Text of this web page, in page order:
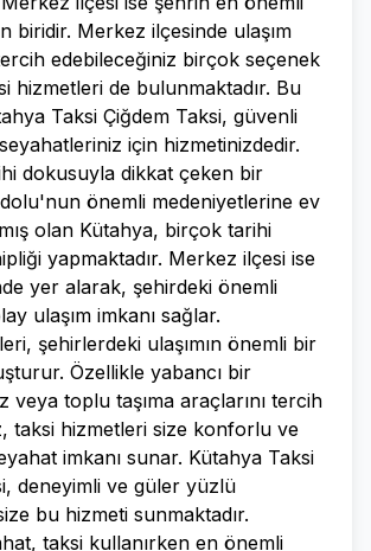
biridir. Merkez ilçesinde ulaşım
edebileceğiniz birçok seçenek
hizmetleri de bulunmaktadır. Bu
Taksi Çiğdem Taksi, güvenli
için hizmetinizdedir.
dokusuyla dikkat çeken bir
önemli medeniyetlerine ev
olan Kütahya, birçok tarihi
yapmaktadır. Merkez ilçesi ise
yer alarak, şehirdeki önemli
ulaşım imkanı sağlar.
şehirlerdeki ulaşımın önemli bir
Özellikle yabancı bir
veya toplu taşıma araçlarını tercih
taksi hizmetleri size konforlu ve
imkanı sunar. Kütahya Taksi
deneyimli ve güler yüzlü
bu hizmeti sunmaktadır.
taksi kullanırken en önemli